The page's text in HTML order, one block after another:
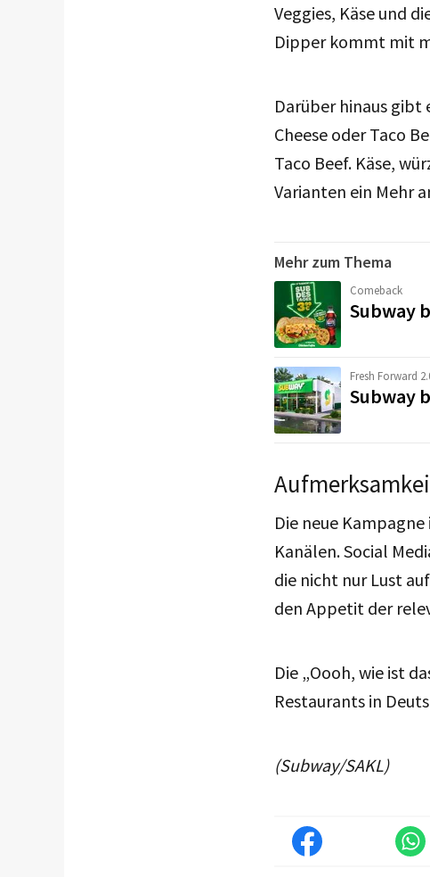
Veggies, Käse und
Dipper kommt mit
Darüber hinaus gibt
Cheese oder Taco
Taco Beef. Käse,
Varianten ein Mehr
Mehr zum Thema
Comeback
Subway
Fresh Forward
Subway
Die neue
Kanälen. Social
die nicht nur Lust
den Appetit der
Die „Oooh, wie ist
Restaurants in
(Subway/SAKL)